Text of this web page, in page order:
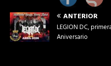
ANTERIOR
LEGION DC,
Aniversario